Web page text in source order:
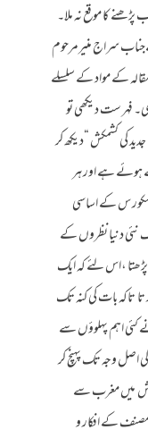
کا موقع نہ ملا۔
سراج منیرمرحوم
کے مواد کے سلسلے
فہر ست دیکھی تو
کی کشمکش “دیکھ کر
ہوئے ہے اور ہر
س کے اساسی
نئی دنیا نظروں کے
،اس لئے کہ ایک
تا تاکہ بات کی کنہ تک
کئی اہم پہلوؤں سے
اصل وجہ تک پہنچ کر
میں مغرب سے
کے افکار و